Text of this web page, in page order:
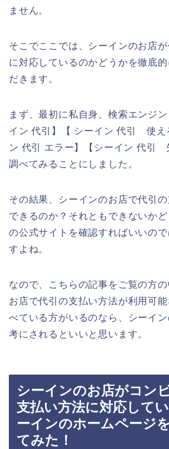
ません。
そこでここでは、シーインのお店
に対応しているのかどうかを徹底
だきます。
まず、最初に私自身、検索エンジ
イン 代引】【 シーイン 代引 使え
ン 代引 エラー】【シーイン 代引
調べてみることにしました。
その結果、シーインのお店で代引
できるのか？それともできないか
の公式サイトを確認すればいいの
すよね。
なので、こちらの記事をご覧の方
お店で代引の支払い方法が利用可
べている方がいるのなら、シーイ
考にされるといいと思います。
シーインのお店がコン
支払い方法に対応して
ーインのホームページ
てみた！